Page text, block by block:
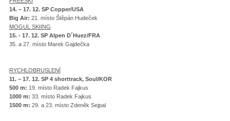
14. – 17. 12. SP Copper/USA
Big Air: 21. místo Štěpán Hudeček
MOGUL SKIING
15. - 17. 12. SP Alpen D´Huez/FRA
35. a 27. místo Marek Gajdečka
RYCHLOBRUSLENÍ
11. – 17. 12. SP 4 shorttrack, Soul/KOR
500 m: 19. místo Radek Fajkus
1000 m: 33. místo Radek Fajkus
1500 m: 29. a 23. místo Zdeněk Sejpal